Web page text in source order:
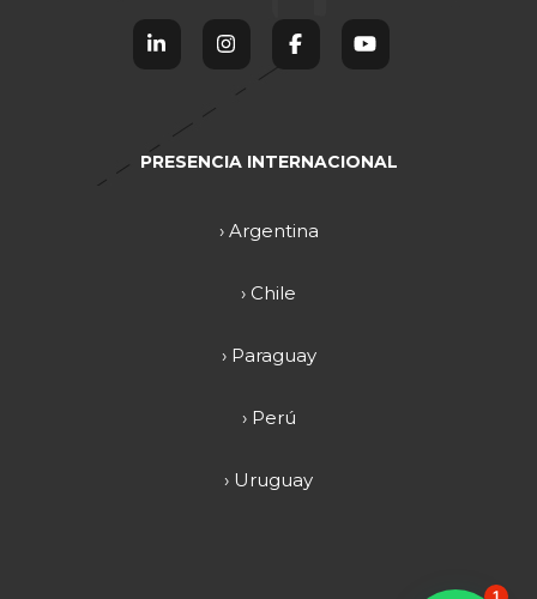
PRESENCIA INTERNACIONAL
› Argentina
› Chile
› Paraguay
› Perú
› Uruguay